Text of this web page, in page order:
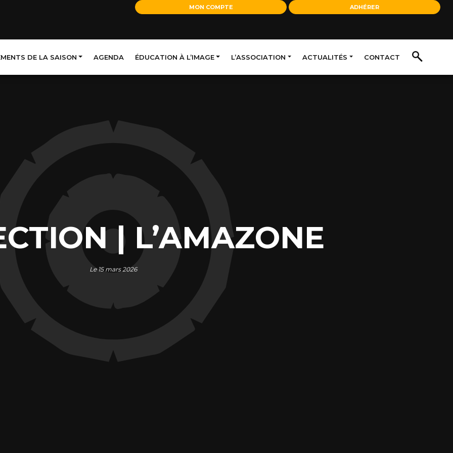
MON COMPTE ADHÉRER
DE LA SAISON AGENDA ÉDUCATION À L’IMAGE L’ASSOCIATION ACTUALITÉS CONTACT
| L’AMAZONE
Le 15 mars 2026